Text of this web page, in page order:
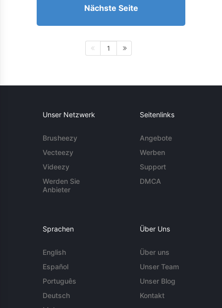
Nächste Seite
1
Unser Netzwerk
Brusheezy
Vecteezy
Videezy
Werden Sie
Anbieter
Seitenlinks
Angebote
Werben
Support
DMCA
Sprachen
English
Español
Português
Deutsch
Über Uns
Über uns
Unser Team
Unser Blog
Kontakt